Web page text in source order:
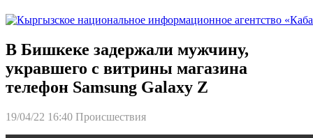
В Бишкеке задержали мужчину,
укравшего с витрины магазина
телефон Samsung Galaxy Z
19/04/22 16:40 Происшествия